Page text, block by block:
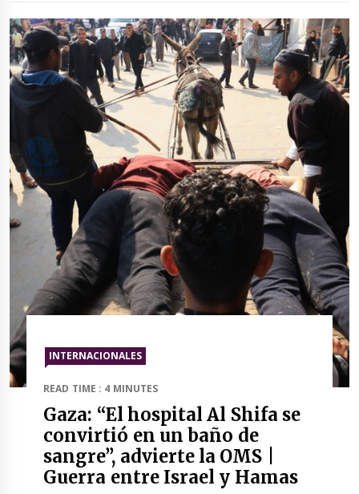
INTERNACIONALES
READ TIME : 4 MINUTES
Gaza: “El hospital Al Shifa se
convirtió en un baño de
sangre”, advierte la OMS |
Guerra entre Israel y Hamas